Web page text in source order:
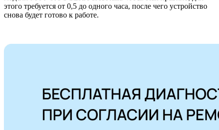
этого требуется от 0,5 до одного часа, после чего устройство
снова будет готово к работе.